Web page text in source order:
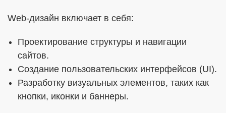
Web-дизайн включает в себя:
Проектирование структуры и навигации
сайтов.
Создание пользовательских интерфейсов (UI).
Разработку визуальных элементов, таких как
кнопки, иконки и баннеры.